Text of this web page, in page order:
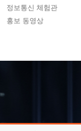
정보통신 체험관
홍보 동영상